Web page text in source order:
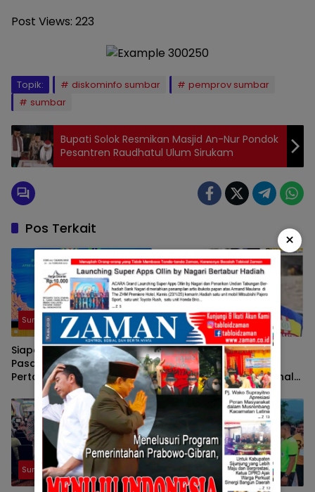
Post Views: 223
Topik: diskominfo sumbar
pemprov sumbar
sumbar
Bupati Solok Resmikan Masjid An-Nur Pondok
Pesantren Raudhatul Ulum Sirukam
Pos Terkait
Sumbar
Siapa Pun Bupatinya,
Pasaman Terus
Pertahankan Opini WTP
Secara Konsisten
Sumbar
Adanya Pelaksanaan
Upaya Percepatan
Perbaikan Jalan Nasional
Di Sumbar, Diperlukan Juga
Peran Aktif Kepala Daerah
Sumbar
×